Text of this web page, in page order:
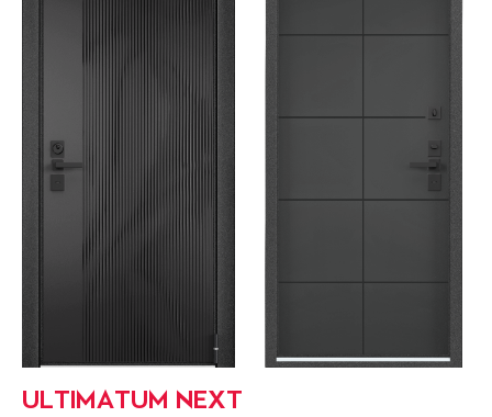
ULTIMATUM NEXT